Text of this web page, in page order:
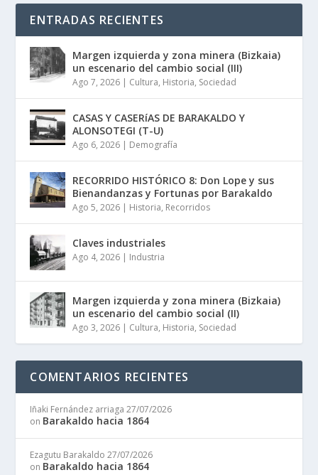
ENTRADAS RECIENTES
Margen izquierda y zona minera (Bizkaia)
un escenario del cambio social (III)
Ago 7, 2026 | Cultura, Historia, Sociedad
CASAS Y CASERíAS DE BARAKALDO Y
ALONSOTEGI (T-U)
Ago 6, 2026 | Demografía
RECORRIDO HISTÓRICO 8: Don Lope y sus
Bienandanzas y Fortunas por Barakaldo
Ago 5, 2026 | Historia, Recorridos
Claves industriales
Ago 4, 2026 | Industria
Margen izquierda y zona minera (Bizkaia)
un escenario del cambio social (II)
Ago 3, 2026 | Cultura, Historia, Sociedad
COMENTARIOS RECIENTES
Iñaki Fernández arriaga 27/07/2026
on Barakaldo hacia 1864
Ezagutu Barakaldo 27/07/2026
on Barakaldo hacia 1864